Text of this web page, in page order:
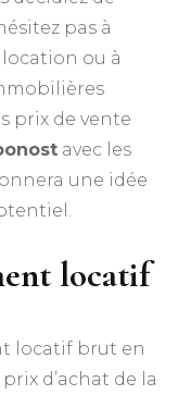
pas à
ou à
prix de vente
avec les
une idée
locatif
locatif brut en
d’achat de la